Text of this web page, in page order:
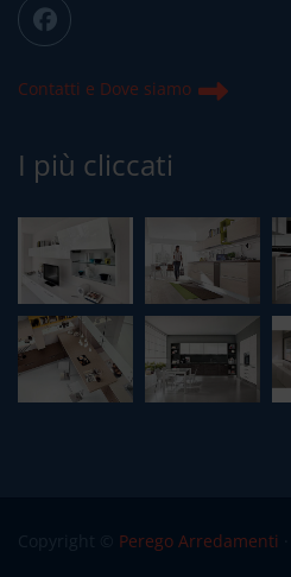
Contatti e Dove siamo
I più cliccati
Perego Arredamenti